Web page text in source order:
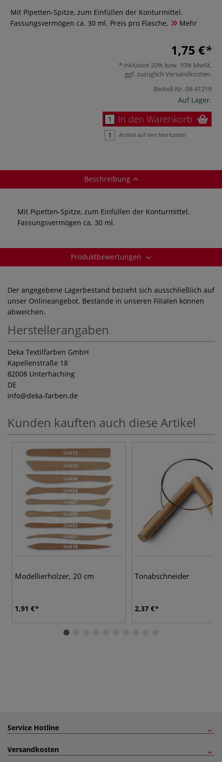
Mit Pipetten-Spitze, zum Einfüllen der Konturmittel.
Fassungsvermögen ca. 30 ml. Preis pro Flasche.
Mehr
1,75 €
inklusive 20% bzw. 10% MwSt,
ggf. zuzüglich Versandkosten.
Bestell-Nr.08-41219
Auf Lager.
In den Warenkorb
Artikel auf den Merkzettel
Beschreibung
Mit Pipetten-Spitze, zum Einfüllen der Konturmittel.
Fassungsvermögen ca. 30 ml.
Produktbewertungen
Der angegebene Lagerbestand bezieht sich ausschließlich auf
unser Onlineangebot. Bestände in unseren Filialen können
abweichen.
Herstellerangaben
Deka Textilfarben GmbH
Kapellenstraße 18
82008 Unterhaching
DE
info@deka-farben.de
Kunden kauften auch diese Artikel
Modellierhölzer, 20 cm
1,91 €
Tonabschneider
2,37 €
Service Hotline
Versandkosten